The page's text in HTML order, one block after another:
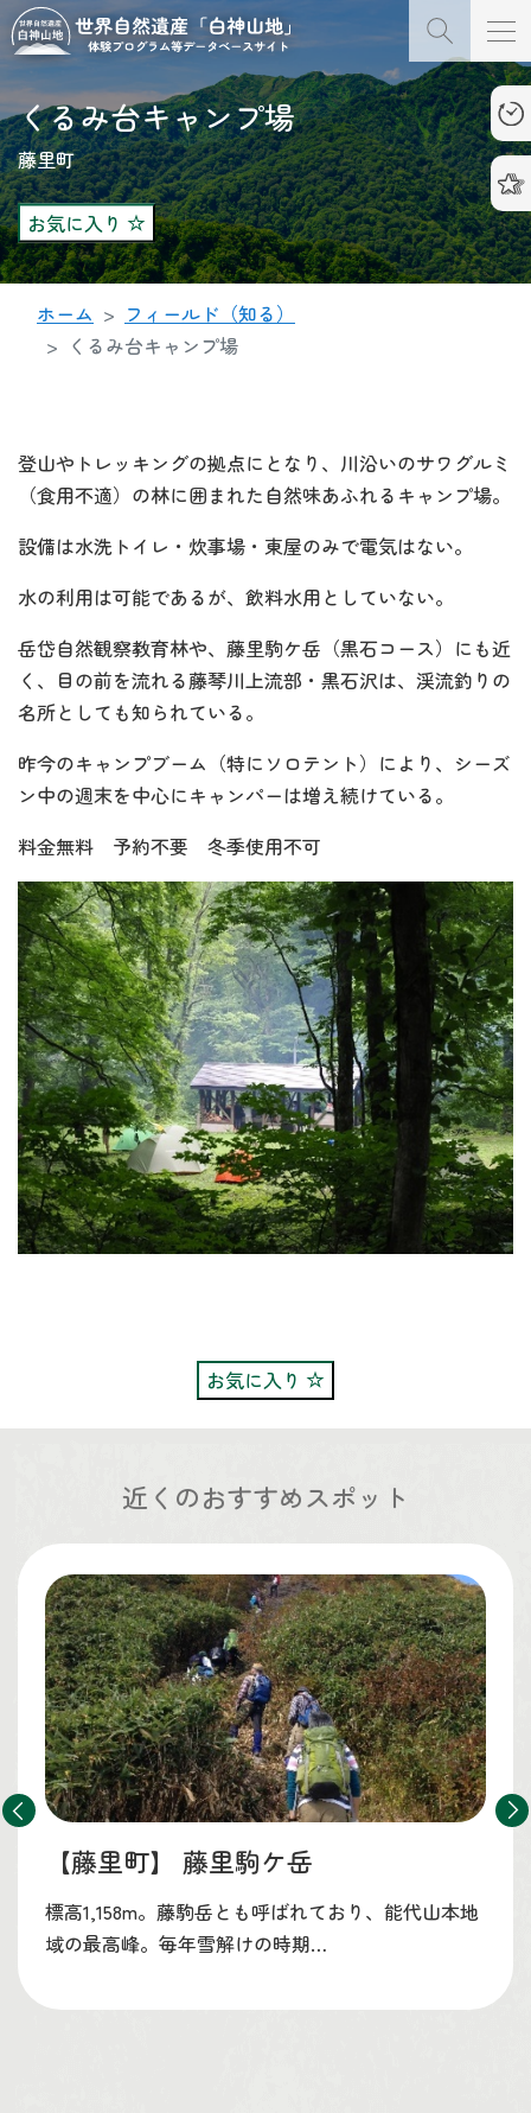
くるみ台キャンプ場
藤里町
お気に入り
ホーム
フィールド（知る）
くるみ台キャンプ場
登山やトレッキングの拠点にとなり、川沿いのサワグルミ
（食用不適）の林に囲まれた自然味あふれるキャンプ場。
設備は水洗トイレ・炊事場・東屋のみで電気はない。
水の利用は可能であるが、飲料水用としていない。
岳岱自然観察教育林や、藤里駒ケ岳（黒石コース）にも近
く、目の前を流れる藤琴川上流部・黒石沢は、渓流釣りの
名所としても知られている。
昨今のキャンプブーム（特にソロテント）により、シーズ
ン中の週末を中心にキャンパーは増え続けている。
料金無料 予約不要 冬季使用不可
お気に入り
近くのおすすめスポット
【藤里町】 藤里駒ケ岳
標高1,158m。藤駒岳とも呼ばれており、能代山本地
域の最高峰。毎年雪解けの時期…